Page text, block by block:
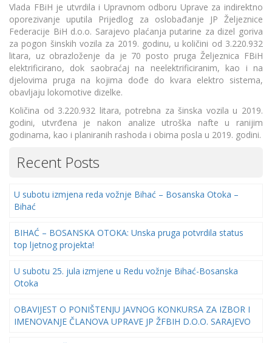
Vlada FBiH je utvrdila i Upravnom odboru Uprave za indirektno
oporezivanje uputila Prijedlog za oslobađanje JP Željeznice
Federacije BiH d.o.o. Sarajevo plaćanja putarine za dizel goriva
za pogon šinskih vozila za 2019. godinu, u količini od 3.220.932
litara, uz obrazloženje da je 70 posto pruga Željeznica FBiH
elektrificirano, dok saobraćaj na neelektrificiranim, kao i na
djelovima pruga na kojima dođe do kvara elektro sistema,
obavljaju lokomotive dizelke.
Količina od 3.220.932 litara, potrebna za šinska vozila u 2019.
godini, utvrđena je nakon analize utroška nafte u ranijim
godinama, kao i planiranih rashoda i obima posla u 2019. godini.
Recent Posts
U subotu izmjena reda vožnje Bihać – Bosanska Otoka –
Bihać
BIHAĆ – BOSANSKA OTOKA: Unska pruga potvrdila status
top ljetnog projekta!
U subotu 25. jula izmjene u Redu vožnje Bihać-Bosanska
Otoka
OBAVIJEST O PONIŠTENJU JAVNOG KONKURSA ZA IZBOR I
IMENOVANJE ČLANOVA UPRAVE JP ŽFBIH D.O.O. SARAJEVO